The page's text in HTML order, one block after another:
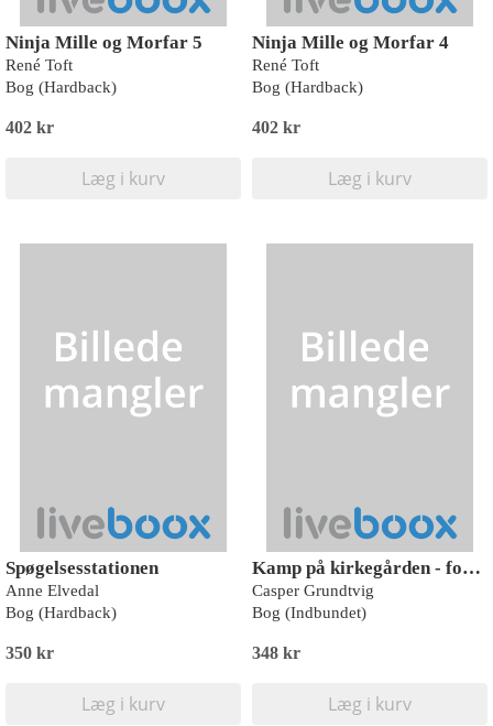
Ninja Mille og Morfar 5
René Toft
Bog (Hardback)
402 kr
Læg i kurv
Ninja Mille og Morfar 4
René Toft
Bog (Hardback)
402 kr
Læg i kurv
Spøgelsesstationen
Anne Elvedal
Bog (Hardback)
350 kr
Læg i kurv
Kamp på kirkegården - fortællinger fra Væmslev, Rød Læseklub
Casper Grundtvig
Bog (Indbundet)
348 kr
Læg i kurv